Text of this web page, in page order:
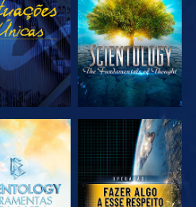
SÉRIE
A
SÉRIE
VER